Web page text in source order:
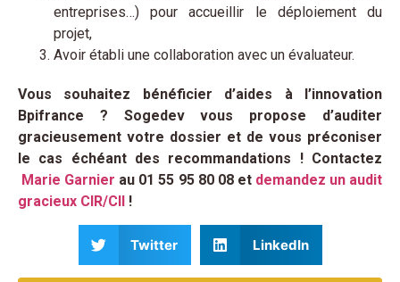
entreprises…) pour accueillir le déploiement du
projet,
Avoir établi une collaboration avec un évaluateur.
Vous souhaitez bénéficier d’aides à l’innovation
Bpifrance ? Sogedev vous propose d’auditer
gracieusement votre dossier et de vous préconiser
le cas échéant des recommandations ! Contactez
Marie Garnier au 01 55 95 80 08 et demandez un audit
gracieux CIR/CII !
Twitter LinkedIn